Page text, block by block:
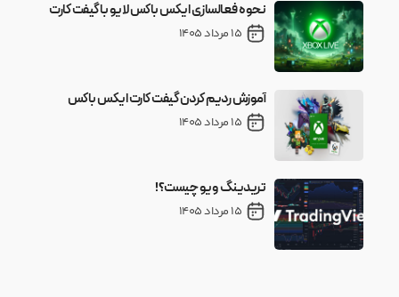
نحوه فعالسازی ایکس باکس لایو با گیفت کارت
15 مرداد 1405
آموزش ردیم کردن گیفت کارت ایکس باکس
15 مرداد 1405
تریدینگ ویو چیست؟!
15 مرداد 1405